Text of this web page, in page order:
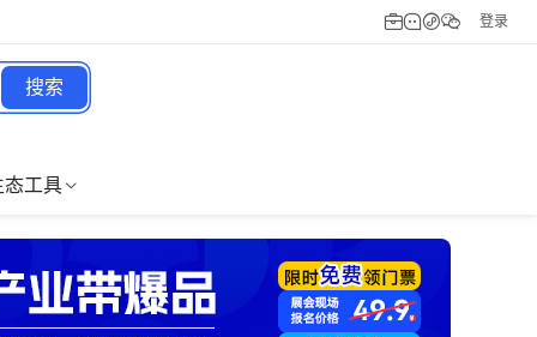
登录
搜索
态工具